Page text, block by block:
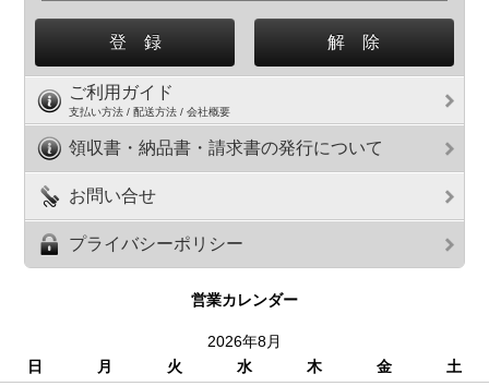
ご利用ガイド
支払い方法 / 配送方法 / 会社概要
領収書・納品書・請求書の発行について
お問い合せ
プライバシーポリシー
営業カレンダー
2026年8月
日
月 火 水 木 金
土